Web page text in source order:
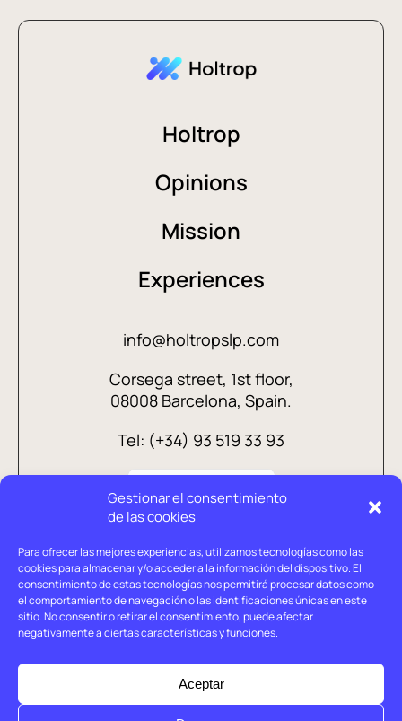
Gestionar el consentimiento
de las cookies
Para ofrecer las mejores experiencias, utilizamos tecnologías como las
cookies para almacenar y/o acceder a la información del dispositivo. El
consentimiento de estas tecnologías nos permitirá procesar datos como
el comportamiento de navegación o las identificaciones únicas en este
sitio. No consentir o retirar el consentimiento, puede afectar
negativamente a ciertas características y funciones.
Aceptar
Holtrop
Opinions
Mission
Experiences
info@holtropslp.com
Corsega street, 1st floor,
08008 Barcelona, Spain.
Tel: (+34) 93 519 33 93
Legal advice
Privacy policy
Cookies policy